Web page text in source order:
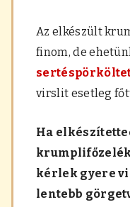
Az elkészült
finom, de
virslit esetleg
Ha
kérlek gyere
lentebb